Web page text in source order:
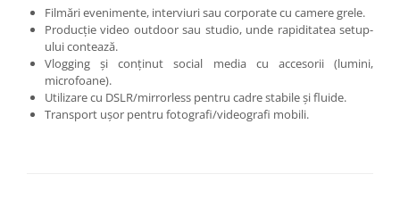
Filmări evenimente, interviuri sau corporate cu camere grele.
Producție video outdoor sau studio, unde rapiditatea setup-
ului contează.
Vlogging și conținut social media cu accesorii (lumini,
microfoane).
Utilizare cu DSLR/mirrorless pentru cadre stabile și fluide.
Transport ușor pentru fotografi/videografi mobili.